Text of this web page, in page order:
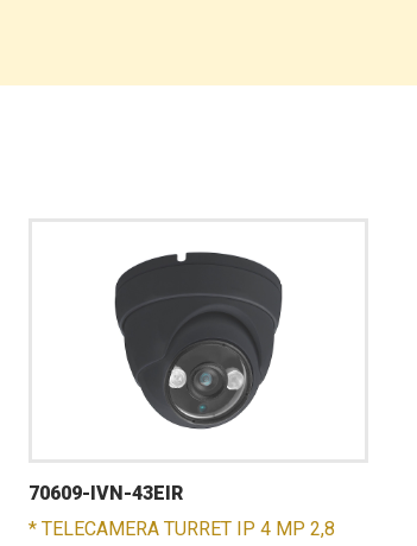
70609-IVN-43EIR
* TELECAMERA TURRET IP 4 MP 2,8